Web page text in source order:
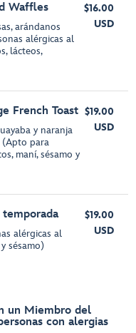
Waffles
arándanos
alérgicas al
lácteos,
$16.00
USD
French Toast
y naranja
(Apto para
maní, sésamo y
$19.00
USD
alérgicas al
sésamo)
$19.00
USD
un Miembro del
con alergias